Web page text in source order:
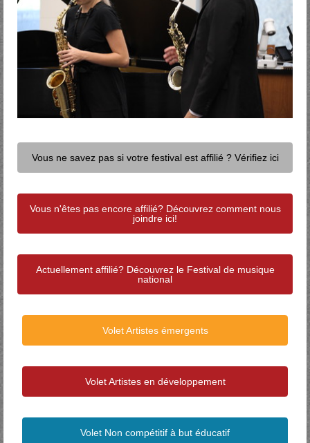
Vous ne savez pas si votre festival est affilié ? Vérifiez ici
Vous n'êtes pas encore affilié? Découvrez comment nous
joindre ici!
Actuellement affilié? Découvrez le Festival de musique
national
Volet Artistes émergents
Volet Artistes en développement
Volet Non compétitif à but éducatif